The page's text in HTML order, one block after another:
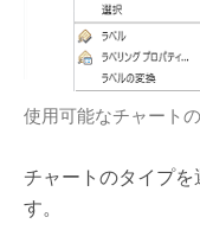
使用可能なチャート
チャートのタイプ
す。